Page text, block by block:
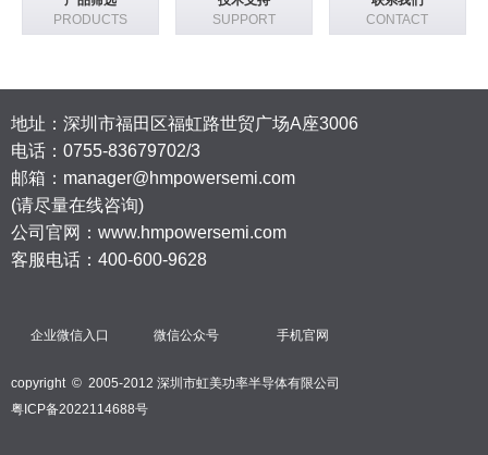
PRODUCTS
SUPPORT
CONTACT
地址：深圳市福田区福虹路世贸广场A座3006
电话： 0755-83679702/3
邮箱：manager@hmpowersemi.com
(请尽量在线咨询)
公司官网：www.hmpowersemi.com
客服电话：400-600-9628
企业微信入口 微信公众号 手机官网
copyright © 2005-2012 深圳市虹美功率半导体有限公司
粤ICP备2022114688号